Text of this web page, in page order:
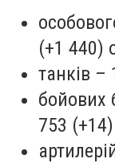
(+1 440)
танків –
бойових
753